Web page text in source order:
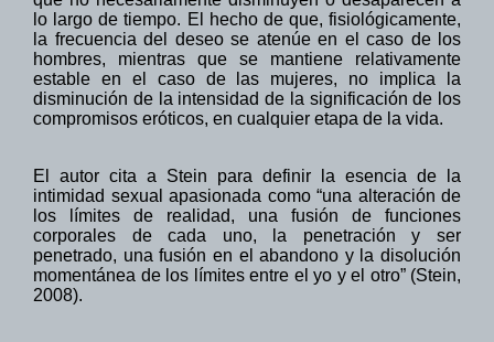
lo largo de tiempo. El hecho de que, fisiológicamente,
la frecuencia del deseo se atenúe en el caso de
los
hombres, mientras
que se mantiene
relativamente
estable en el
caso de las mujeres, no implica
la
disminución de la intensidad de la significación de los
compromisos eróticos, en cualquier etapa de la vida.
El autor cita a Stein para definir la esencia de la
intimidad sexual apasionada como “una alteración de
los límites de
realidad, una fusión de
funciones
corporales
de cada uno, la penetracióny ser
penetrado, una fusión en el abandono y la disolución
momentánea de los límites entre el yo y el otro” (Stein,
2008).